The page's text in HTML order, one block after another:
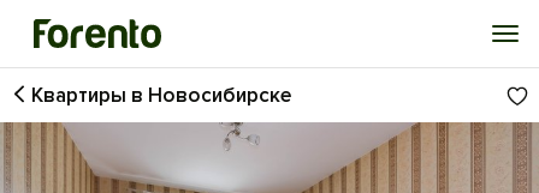
Войти
Избранное
Квартиры в Новосибирске